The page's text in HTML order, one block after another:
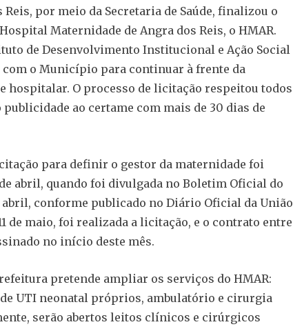
por meio da Secretaria de Saúde, finalizou o
Maternidade de Angra dos Reis, o HMAR.
de Desenvolvimento Institucional e Ação Social
o Município para continuar à frente da
hospitalar. O processo de licitação respeitou todos
ao certame com mais de 30 dias de
para definir o gestor da maternidade foi
abril, quando foi divulgada no Boletim Oficial do
conforme publicado no Diário Oficial da União
de maio, foi realizada a licitação, e o contrato entre
no início deste mês.
pretende ampliar os serviços do HMAR:
UTI neonatal próprios, ambulatório e cirurgia
serão abertos leitos clínicos e cirúrgicos